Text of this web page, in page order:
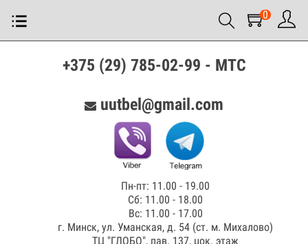
0
+375 (29) 785-02-99 - МТС
uutbel@gmail.com
Пн-пт: 11.00 - 19.00
Сб: 11.00 - 18.00
Вс: 11.00 - 17.00
г. Минск, ул. Уманская, д. 54 (ст. м. Михалово)
ТЦ "ГЛОБО", пав. 137, цок. этаж